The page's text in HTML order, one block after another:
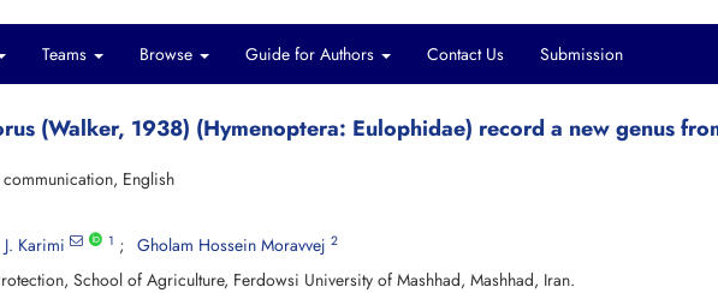
Teams Browse Guide for Authors Contact Us Submission
(Walker, 1938) (Hymenoptera: Eulophidae) record a new genus
English
J. Karimi 1 Gholam Hossein Moravvej 2
School of Agriculture, Ferdowsi University of Mashhad, Mashhad, Iran.